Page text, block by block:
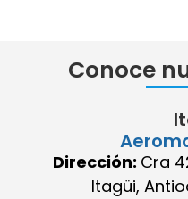
Conoce
Dirección: Cra
Itagüi,